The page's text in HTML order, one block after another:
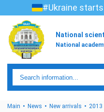
#Ukraine
National
National
Main News New arrivals 2013